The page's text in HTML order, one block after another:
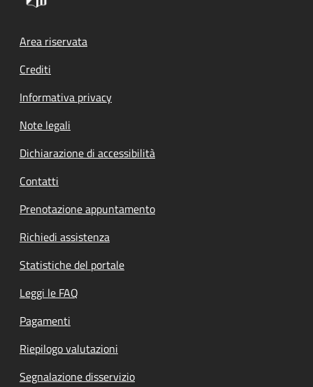
Footer menu
Area riservata
Crediti
Informativa privacy
Note legali
Dichiarazione di accessibilità
Contatti
Prenotazione appuntamento
Richiedi assistenza
Statistiche del portale
Leggi le FAQ
Pagamenti
Riepilogo valutazioni
Segnalazione disservizio